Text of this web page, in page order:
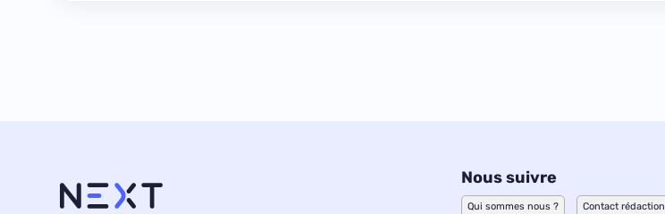
Nous suivre
Qui sommes nous ? Contact rédaction